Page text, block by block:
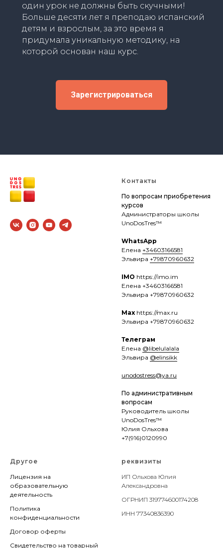
один урок не должны быть скучными!
Больше десяти лет я преподаю испанский
детям и взрослым, за это время я
придумала уникальную методику, на
которой основан наш курс.
Зарегистрироваться
Контакты
По вопросам приобретения
курсов
Администраторы школы
UnoDosTres™
WhatsApp
Елена +34603166581
Эльвира +79870960632
IMO https://imo.im
Елена +34603166581
Эльвира +79870960632
Max https://max.ru
Эльвира +79870960632
Телеграм
Елена @libelulalala
Эльвира @elinsikk
unodostress@ya.ru
По административным
вопросам
Руководитель школы
UnoDosTres™
Юлия Ольхова
+7(916)0120990
Другое
Лицензия на
образовательную
деятельность
Политика
конфиденциальности
Договор оферты
Свидетельство на товарный
реквизиты
ИП Ольхова Юлия
Александровна
ОГРНИП 319774600174208
ИНН 77340836390